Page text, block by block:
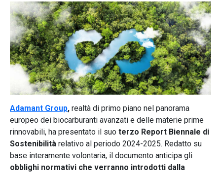
Adamant Group, realtà di primo piano nel panorama
europeo dei biocarburanti avanzati e delle materie prime
rinnovabili, ha presentato il suo terzo Report Biennale di
Sostenibilità relativo al periodo 2024-2025. Redatto su
base interamente volontaria, il documento anticipa gli
obblighi normativi che verranno introdotti dalla